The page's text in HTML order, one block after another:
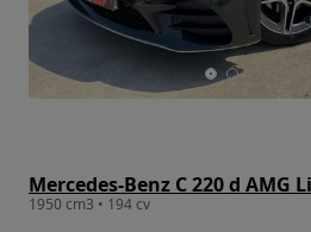
Mercedes-Benz C 220 d AMG
1950 cm3 • 194 cv